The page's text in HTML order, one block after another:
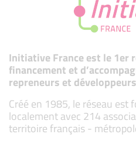
Initiative France est le 1er
financement et
repreneurs et
Créé en 1985, le réseau est
localement avec 214
territoire français -